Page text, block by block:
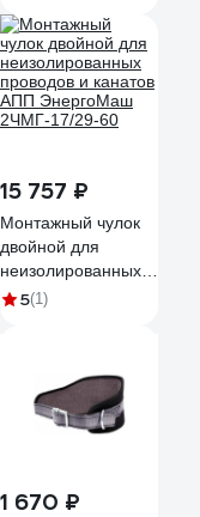
15 757 ₽
Монтажный чулок
двойной для
неизолированных
проводов и канатов
5(1)
1 670 ₽